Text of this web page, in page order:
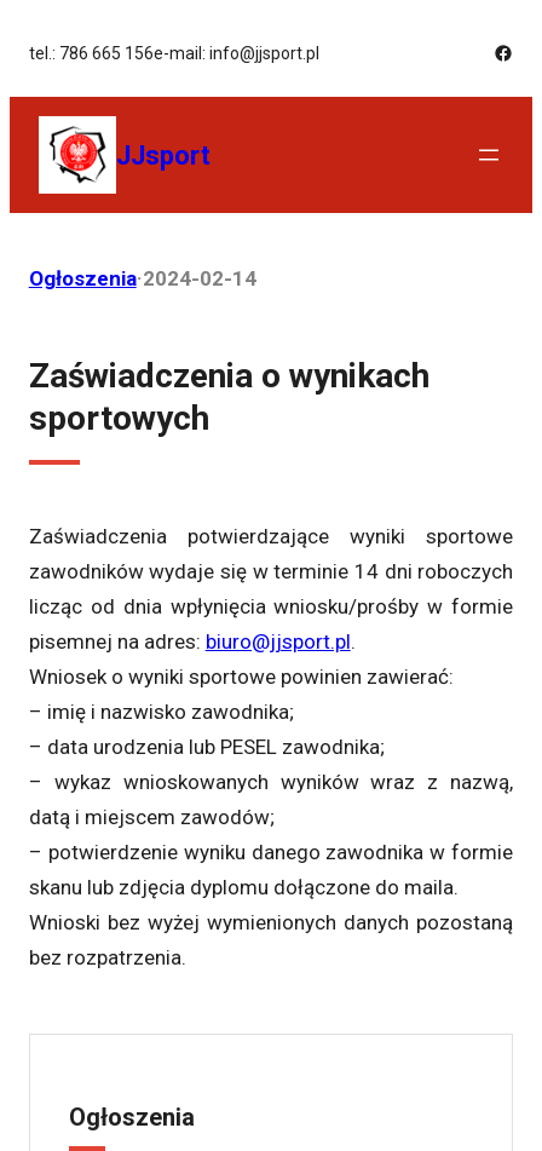
tel.: 786 665 156e-mail: info@jjsport.pl
JJsport
Ogłoszenia·2024-02-14
Zaświadczenia o wynikach
sportowych
Zaświadczenia potwierdzające wyniki sportowe
zawodników wydaje się w terminie 14 dni roboczych
licząc od dnia wpłynięcia wniosku/prośby w formie
pisemnej na adres: biuro@jjsport.pl.
Wniosek o wyniki sportowe powinien zawierać:
– imię i nazwisko zawodnika;
– data urodzenia lub PESEL zawodnika;
– wykaz wnioskowanych wyników wraz z nazwą,
datą i miejscem zawodów;
– potwierdzenie wyniku danego zawodnika w formie
skanu lub zdjęcia dyplomu dołączone do maila.
Wnioski bez wyżej wymienionych danych pozostaną
bez rozpatrzenia.
Ogłoszenia